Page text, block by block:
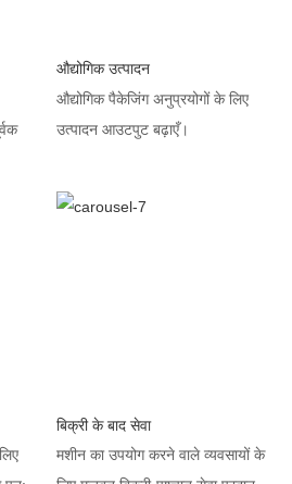
औद्योगिक उत्पादन
औद्योगिक पैकेजिंग अनुप्रयोगों के लिए
उत्पादन आउटपुट बढ़ाएँ।
बिक्री के बाद सेवा
मशीन का उपयोग करने वाले व्यवसायों के